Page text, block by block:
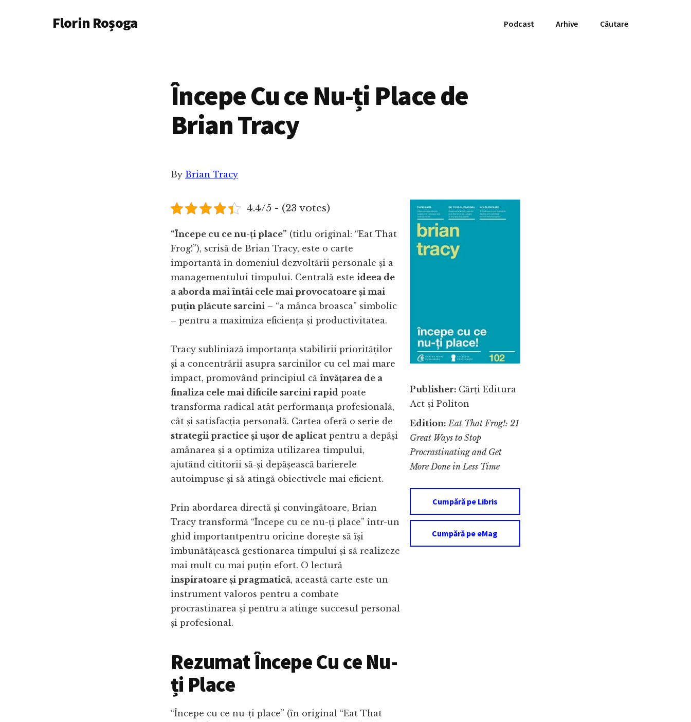
AdditionalFlorin Roșoga Podcast Arhive Căutare
Începe Cu ce Nu-ți Place de
Brian Tracy
By Brian Tracy
Publisher: Cărți Editura
Act și Politon
Edition: Eat That Frog!: 21
Great Ways to Stop
Procrastinating and Get
More Done in Less Time
Cumpără pe Libris
Cumpără pe eMag
4.4/5 - (23 votes)
“Începe cu ce nu-ți place” (titlu original: “Eat That
Frog!”), scrisă de Brian Tracy, este o carte
importantă în domeniul dezvoltării personale și a
managementului timpului. Centrală este ideea de
a aborda mai întâi cele mai provocatoare și mai
puțin plăcute sarcini – “a mânca broasca” simbolic
– pentru a maximiza eficiența și productivitatea.
Tracy subliniază importanța stabilirii priorităților
și a concentrării asupra sarcinilor cu cel mai mare
impact, promovând principiul că învățarea de a
finaliza cele mai dificile sarcini rapid poate
transforma radical atât performanța profesională,
cât și satisfacția personală. Cartea oferă o serie de
strategii practice și ușor de aplicat pentru a depăși
amânarea și a optimiza utilizarea timpului,
ajutând cititorii să-și depășească barierele
autoimpuse și să atingă obiectivele mai eficient.
Prin abordarea directă și convingătoare, Brian
Tracy transformă “Începe cu ce nu-ți place” într-un
ghid importantpentru oricine dorește să își
îmbunătățească gestionarea timpului și să realizeze
mai mult cu mai puțin efort. O lectură
inspiratoare și pragmatică, această carte este un
instrument valoros pentru a combate
procrastinarea și pentru a atinge succesul personal
și profesional.
Rezumat Începe Cu ce Nu-
ți Place
“Începe cu ce nu-ți place” (în original “Eat That